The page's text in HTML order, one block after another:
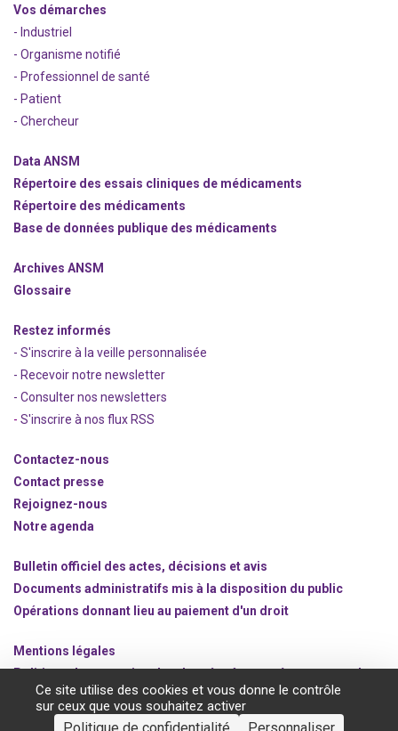
Vos démarches
- Industriel
- Organisme notifié
- Professionnel de santé
- Patient
- Chercheur
Data ANSM
Répertoire des essais cliniques de médicaments
Répertoire des médicaments
Base de données publique des médicaments
Archives ANSM
Glossaire
Restez informés
- S'inscrire à la veille personnalisée
- Recevoir notre newsletter
- Consulter nos newsletters
- S'inscrire à nos flux RSS
Contactez-nous
Contact presse
Rejoignez-nous
Notre agenda
Bulletin officiel des actes, décisions et avis
Documents administratifs mis à la disposition du public
Opérations donnant lieu au paiement d'un droit
Mentions légales
Politique de protection des données à caractère personnel
Gestion des cookies
Ce site utilise des cookies et vous donne le contrôle
sur ceux que vous souhaitez activer